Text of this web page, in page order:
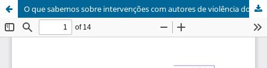
O que sabemos sobre intervenções com autores de violência doméstica e familiar?